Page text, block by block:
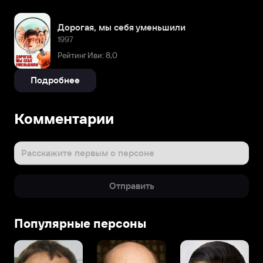
Дорогая, мы себя уменьшили
1997
Рейтинг Иви: 8,0
Подробнее
Комментарии
Расскажите первым о персоне
Отправить
Популярные персоны